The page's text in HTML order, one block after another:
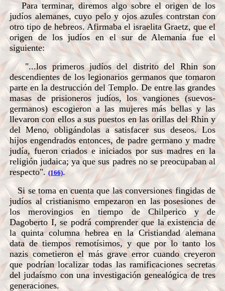
Para terminar, diremos algo sobre el origen de los
judíos alemanes, cuyo pelo y ojos azules contrstan con
otro tipo de hebreos. Afirmaba el israelita Graetz, que el
origen de los judíos en el sur de Alemania fue el
siguiente:
"...los primeros judíos del distrito del Rhin son
descendientes de los legionarios germanos que tomaron
parte en la destrucción del Templo. De entre las grandes
masas de prisioneros judíos, los vangiones (suevos-
germanos) escogieron a las mujeres más bellas y las
llevaron con ellos a sus puestos en las orillas del Rhin y
del Meno, obligándolas a satisfacer sus deseos. Los
hijos engendrados entonces, de padre germano y madre
judía, fueron criados e iniciados por sus madres en la
religión judaica; ya que sus padres no se preocupaban al
respecto".(166).
Si se toma en cuenta que las conversiones fingidas de
judíos al cristianismo empezaron en las posesiones de
los merovingios en tiempo de Chilperico y de
Dagoberto I, se podrá comprender que la existencia de
la quinta columna hebrea en la Cristiandad alemana
data de tiempos remotísimos, y que por lo tanto los
nazis cometieron el más grave error cuando creyeron
que podrían localizar todas las ramificaciones secretas
del judaísmo con una investigación genealógica de tres
generaciones.